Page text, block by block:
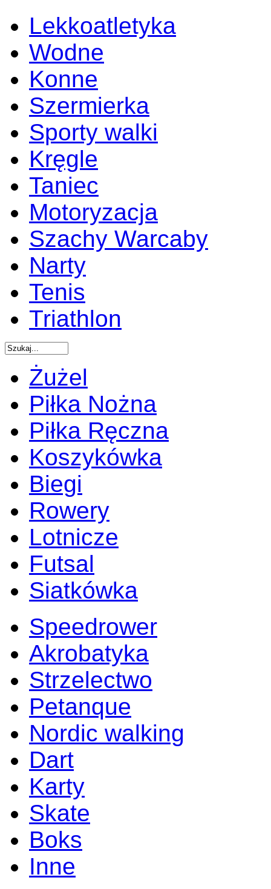
Lekkoatletyka
Wodne
Konne
Szermierka
Sporty walki
Kręgle
Taniec
Motoryzacja
Szachy Warcaby
Narty
Tenis
Triathlon
Żużel
Piłka Nożna
Piłka Ręczna
Koszykówka
Biegi
Rowery
Lotnicze
Futsal
Siatkówka
Speedrower
Akrobatyka
Strzelectwo
Petanque
Nordic walking
Dart
Karty
Skate
Boks
Inne